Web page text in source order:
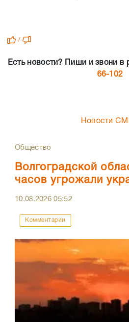
/
Есть новости? Пиши и звони в
66-102
Новости
Общество
Волгоградской
часов угрожали
10.08.202605:52
Комментарии